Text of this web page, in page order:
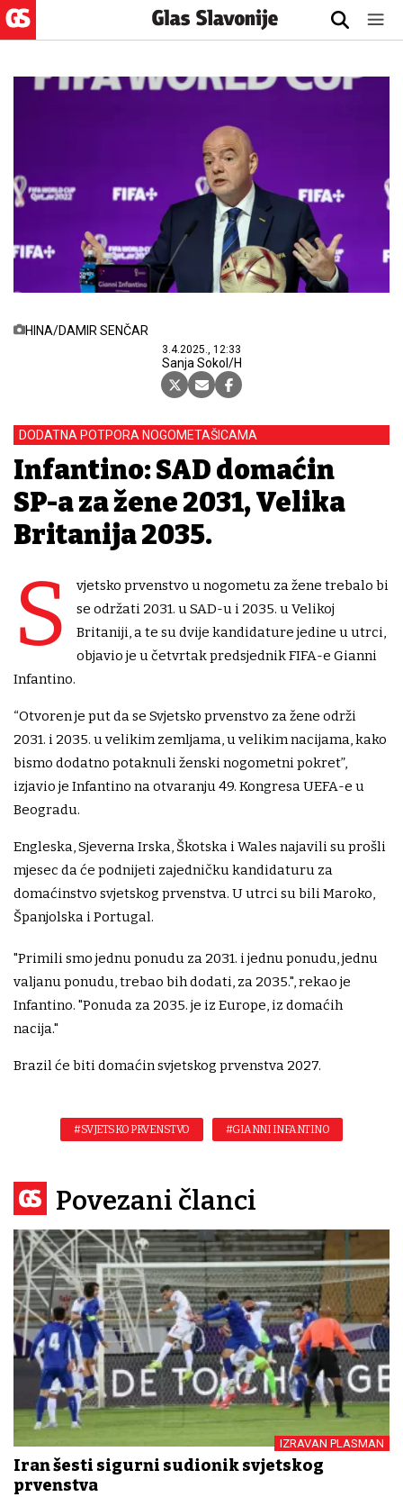
HINA/DAMIR SENČAR
3.4.2025., 12:33
Sanja Sokol/H
DODATNA POTPORA NOGOMETAŠICAMA
Infantino: SAD domaćin
SP-a za žene 2031, Velika
Britanija 2035.
S
vjetsko prvenstvo u nogometu za žene trebalo bi
se održati 2031. u SAD-u i 2035. u Velikoj
Britaniji, a te su dvije kandidature jedine u utrci,
objavio je u četvrtak predsjednik FIFA-e Gianni
Infantino.
“Otvoren je put da se Svjetsko prvenstvo za žene održi
2031. i 2035. u velikim zemljama, u velikim nacijama, kako
bismo dodatno potaknuli ženski nogometni pokret”,
izjavio je Infantino na otvaranju 49. Kongresa UEFA-e u
Beogradu.
Engleska, Sjeverna Irska, Škotska i Wales najavili su prošli
mjesec da će podnijeti zajedničku kandidaturu za
domaćinstvo svjetskog prvenstva. U utrci su bili Maroko,
Španjolska i Portugal.
"Primili smo jednu ponudu za 2031. i jednu ponudu, jednu
valjanu ponudu, trebao bih dodati, za 2035.", rekao je
Infantino. "Ponuda za 2035. je iz Europe, iz domaćih
nacija."
Brazil će biti domaćin svjetskog prvenstva 2027.
#SVJETSKO PRVENSTVO #GIANNI INFANTINO
Povezani članci
IZRAVAN PLASMAN
Iran šesti sigurni sudionik svjetskog
prvenstva